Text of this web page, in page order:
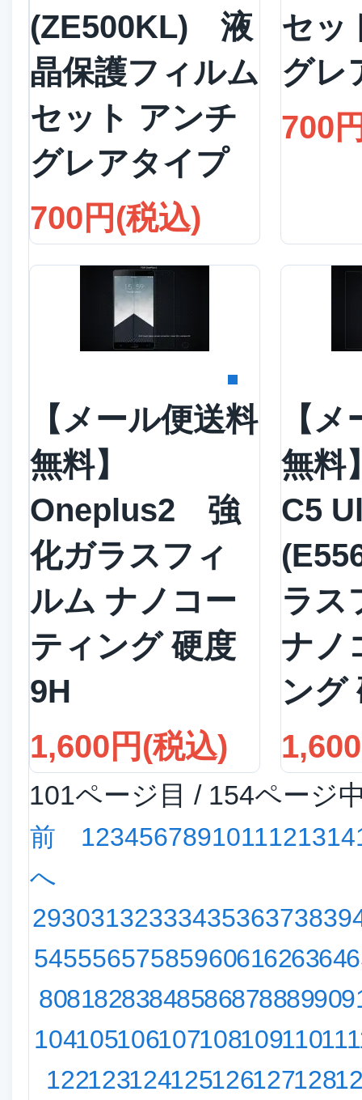
(ZE500KL) 液
晶保護フィルム
セット アンチ
グレアタイプ
700円(税込)
セッ
グレ
700
【メール便送料
無料】
Oneplus2 強
化ガラスフィ
ルム ナノコー
ティング 硬度
9H
1,600円(税込)
【
無料
C5
ラス
ナノ
ング
101ページ目 / 154ページ
前
へ
1234567891011121314
2930313233343536373839
5455565758596061626364
8081828384858687888990
104105106107108109110111
122123124125126127128